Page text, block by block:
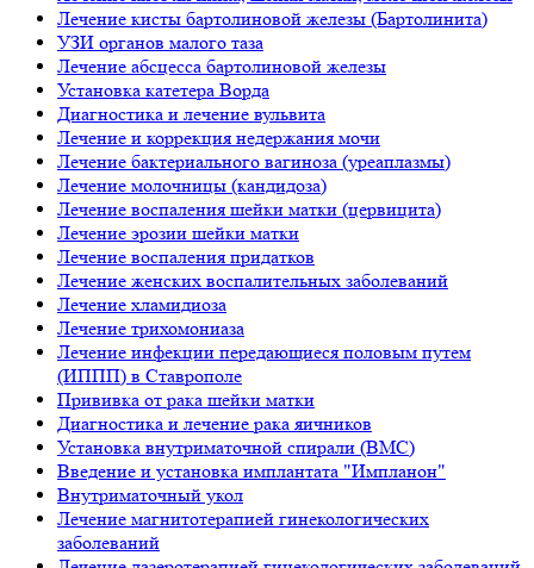
Лечение кисты бартолиновой железы (Бартолинита)
УЗИ органов малого таза
Лечение абсцесса бартолиновой железы
Установка катетера Ворда
Диагностика и лечение вульвита
Лечение и коррекция недержания мочи
Лечение бактериального вагиноза (уреаплазмы)
Лечение молочницы (кандидоза)
Лечение воспаления шейки матки (цервицита)
Лечение эрозии шейки матки
Лечение воспаления придатков
Лечение женских воспалительных заболеваний
Лечение хламидиоза
Лечение трихомониаза
Лечение инфекции передающиеся половым путем
(ИППП) в Ставрополе
Прививка от рака шейки матки
Диагностика и лечение рака яичников
Установка внутриматочной спирали (ВМС)
Введение и установка имплантата "Импланон"
Внутриматочный укол
Лечение магнитотерапией гинекологических
заболеваний